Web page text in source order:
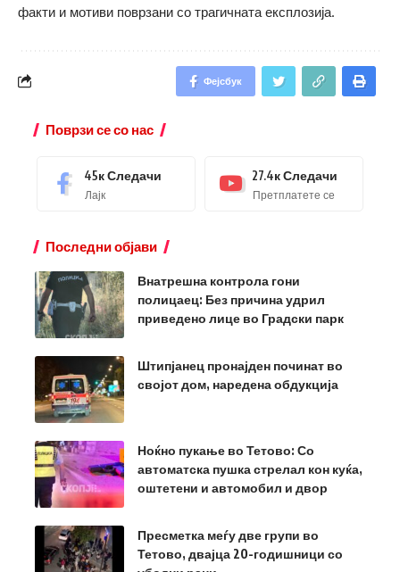
факти и мотиви поврзани со трагичната експлозија.
Фејсбук
Поврзи се со нас
45кСледачи
Лајк
27.4кСледачи
Претплатете се
Последни објави
Внатрешна контрола гони
полицаец: Без причина удрил
приведено лице во Градски парк
Штипјанец пронајден починат во
својот дом, наредена обдукција
Ноќно пукање во Тетово: Со
автоматска пушка стрелал кон куќа,
оштетени и автомобил и двор
Пресметка меѓу две групи во
Тетово, двајца 20-годишници со